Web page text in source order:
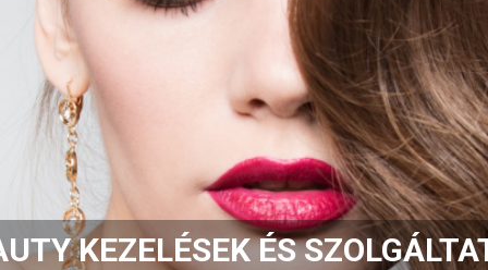
KEZELÉSEK ÉS